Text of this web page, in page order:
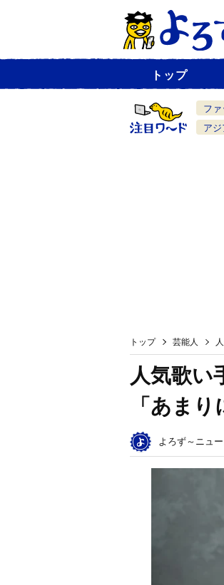
ュ
一
覧
トップ
ファ
アジ
トップ 芸能人
人気歌い
「あま
よろず～ニュ